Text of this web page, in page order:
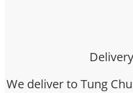
We deliver to Tung